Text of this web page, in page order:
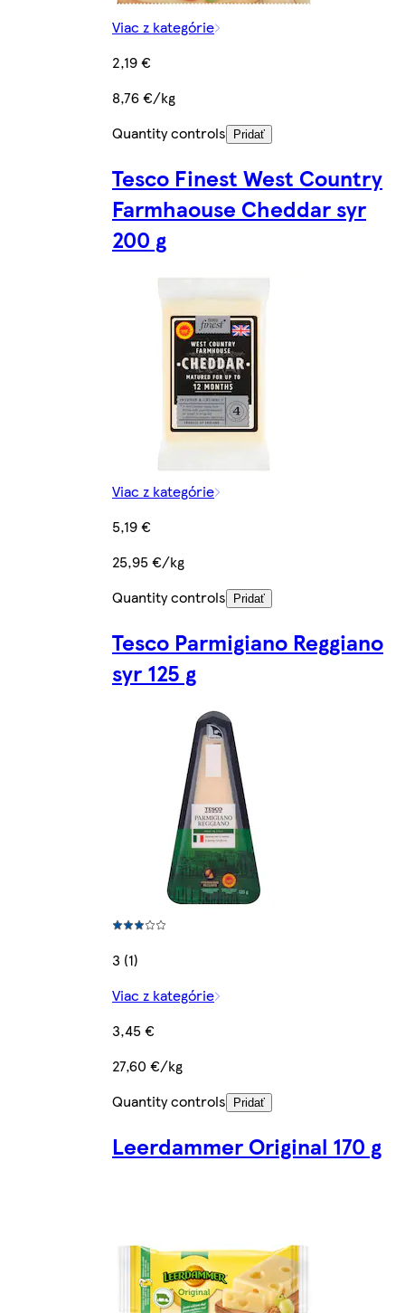
Viac z kategórie
2,19 €
8,76 €/kg
Quantity controls
Pridať
Tesco Finest West Country
Farmhaouse Cheddar syr
200 g
Viac z kategórie
5,19 €
25,95 €/kg
Quantity controls
Pridať
Tesco Parmigiano Reggiano
syr 125 g
3 (1)
Viac z kategórie
3,45 €
27,60 €/kg
Quantity controls
Pridať
Leerdammer Original 170 g